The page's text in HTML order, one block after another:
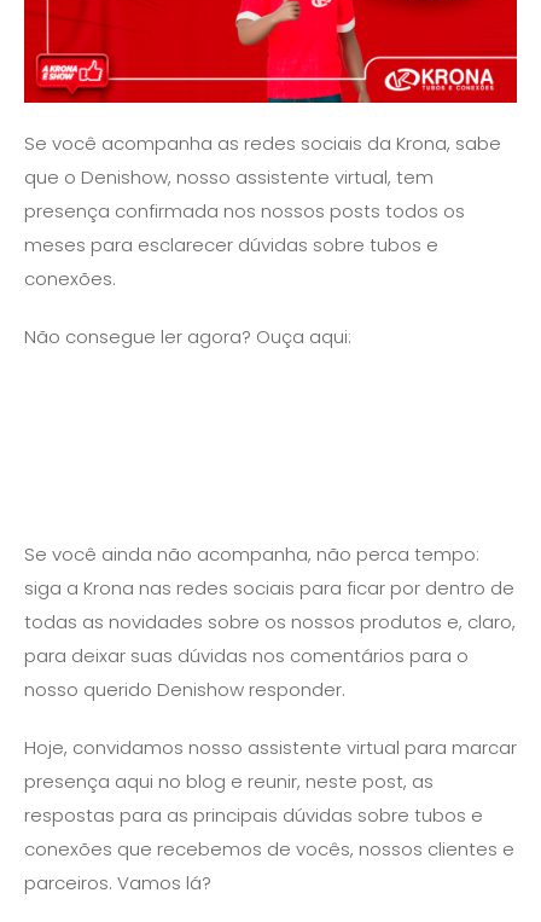
Se você acompanha as redes sociais da Krona, sabe
que o Denishow, nosso assistente virtual, tem
presença confirmada nos nossos posts todos os
meses para esclarecer dúvidas sobre tubos e
conexões.
Não consegue ler agora? Ouça aqui:
Se você ainda não acompanha, não perca tempo:
siga a Krona nas redes sociais para ficar por dentro de
todas as novidades sobre os nossos produtos e, claro,
para deixar suas dúvidas nos comentários para o
nosso querido Denishow responder.
Hoje, convidamos nosso assistente virtual para marcar
presença aqui no blog e reunir, neste post, as
respostas para as principais dúvidas sobre tubos e
conexões que recebemos de vocês, nossos clientes e
parceiros. Vamos lá?